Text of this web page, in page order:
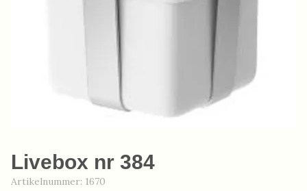
Livebox nr 384
Artikelnummer: 1670